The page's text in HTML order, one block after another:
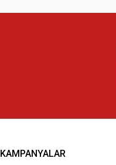
KAMPANYALAR